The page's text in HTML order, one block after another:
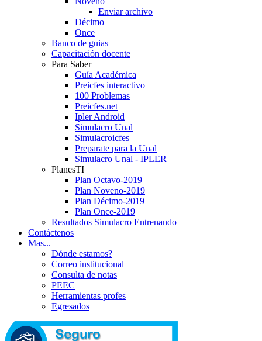
Enviar archivo
Décimo
Once
Banco de guias
Capacitación docente
Para Saber
Guía Académica
Preicfes interactivo
100 Problemas
Preicfes.net
Ipler Android
Simulacro Unal
Simulacroicfes
Preparate para la Unal
Simulacro Unal - IPLER
PlanesTI
Plan Octavo-2019
Plan Noveno-2019
Plan Décimo-2019
Plan Once-2019
Resultados Simulacro Entrenando
Contáctenos
Mas...
Dónde estamos?
Correo institucional
Consulta de notas
PEEC
Herramientas profes
Egresados